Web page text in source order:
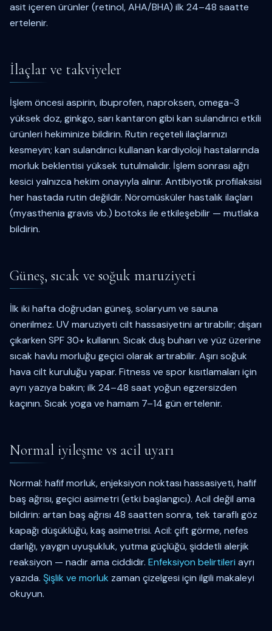
asit içeren ürünler (retinol, AHA/BHA) ilk 24–48 saatte
ertelenir.
İlaçlar ve takviyeler
İşlem öncesi aspirin, ibuprofen, naproksen, omega-3
yüksek doz, ginkgo, sarı kantaron gibi kan sulandırıcı etkili
ürünleri hekiminize bildirin. Rutin reçeteli ilaçlarınızı
kesmeyin; kan sulandırıcı kullanan kardiyoloji hastalarında
morluk beklentisi yüksek tutulmalıdır. İşlem sonrası ağrı
kesici yalnızca hekim onayıyla alınır. Antibiyotik profilaksisi
her hastada rutin değildir. Nöromüsküler hastalık ilaçları
(myasthenia gravis vb.) botoks ile etkileşebilir — mutlaka
bildirin.
Güneş, sıcak ve soğuk maruziyeti
İlk iki hafta doğrudan güneş, solaryum ve sauna
önerilmez. UV maruziyeti cilt hassasiyetini artırabilir; dışarı
çıkarken SPF 30+ kullanın. Sıcak duş buharı ve yüz üzerine
sıcak havlu morluğu geçici olarak artırabilir. Aşırı soğuk
hava cilt kuruluğu yapar. Fitness ve spor kısıtlamaları için
ayrı yazıya bakın; ilk 24–48 saat yoğun egzersizden
kaçının. Sıcak yoga ve hamam 7–14 gün ertelenir.
Normal iyileşme vs acil uyarı
Normal: hafif morluk, enjeksiyon noktası hassasiyeti, hafif
baş ağrısı, geçici asimetri (etki başlangıcı). Acil değil ama
bildirin: artan baş ağrısı 48 saatten sonra, tek taraflı göz
kapağı düşüklüğü, kaş asimetrisi. Acil: çift görme, nefes
darlığı, yaygın uyuşukluk, yutma güçlüğü, şiddetli alerjik
reaksiyon — nadir ama ciddidir. Enfeksiyon belirtileri ayrı
yazıda. Şişlik ve morluk zaman çizelgesi için ilgili makaleyi
okuyun.